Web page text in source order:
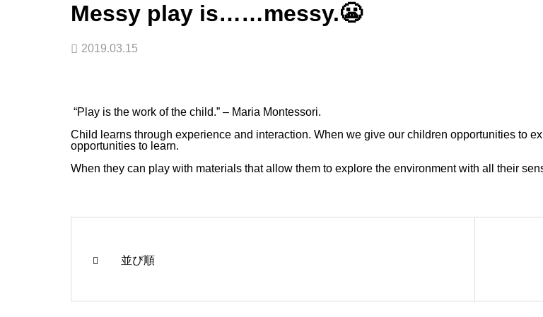
Messy play is……messy.😬
2019.03.15
“Play is the work of the child.” – Maria Montessori.
Child learns through experience and interaction. When we give our children opportunities to
opportunities to learn.
When they can play with materials that allow them to explore the environment with all their
並び順